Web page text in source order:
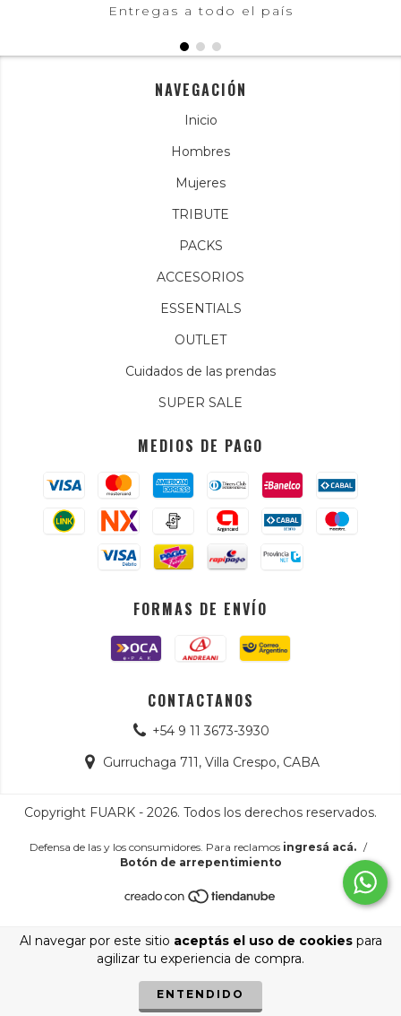
Al navegar por este sitio aceptás el uso de cookiespara
agilizar tu experiencia de compra.
ENTENDIDO
Entregas a todo el país
NAVEGACIÓN
Inicio
Hombres
Mujeres
TRIBUTE
PACKS
ACCESORIOS
ESSENTIALS
OUTLET
Cuidados de las prendas
SUPER SALE
MEDIOS DE PAGO
FORMAS DE ENVÍO
CONTACTANOS
+54 9 11 3673-3930
Gurruchaga 711, Villa Crespo, CABA
Copyright FUARK - 2026. Todos los derechos reservados.
Defensa de las y los consumidores. Para reclamos ingresá acá. /
Botón de arrepentimiento